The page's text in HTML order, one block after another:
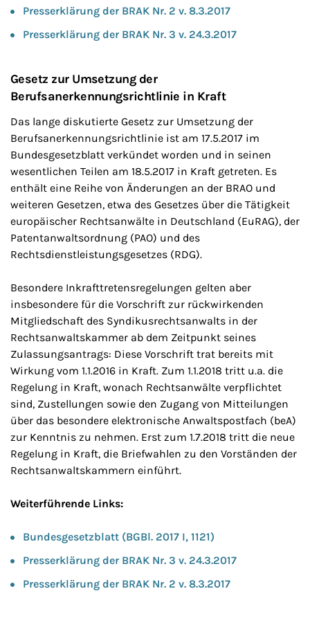
Presserklärung der BRAK Nr. 2 v. 8.3.2017
Presserklärung der BRAK Nr. 3 v. 24.3.2017
Gesetz zur Umsetzung der
Berufsanerkennungsrichtlinie in Kraft
Das lange diskutierte Gesetz zur Umsetzung der
Berufsanerkennungsrichtlinie ist am 17.5.2017 im
Bundesgesetzblatt verkündet worden und in seinen
wesentlichen Teilen am 18.5.2017 in Kraft getreten. Es
enthält eine Reihe von Änderungen an der BRAO und
weiteren Gesetzen, etwa des Gesetzes über die Tätigkeit
europäischer Rechtsanwälte in Deutschland (EuRAG), der
Patentanwaltsordnung (PAO) und des
Rechtsdienstleistungsgesetzes (RDG).
Besondere Inkrafttretensregelungen gelten aber
insbesondere für die Vorschrift zur rückwirkenden
Mitgliedschaft des Syndikusrechtsanwalts in der
Rechtsanwaltskammer ab dem Zeitpunkt seines
Zulassungsantrags: Diese Vorschrift trat bereits mit
Wirkung vom 1.1.2016 in Kraft. Zum 1.1.2018 tritt u.a. die
Regelung in Kraft, wonach Rechtsanwälte verpflichtet
sind, Zustellungen sowie den Zugang von Mitteilungen
über das besondere elektronische Anwaltspostfach (beA)
zur Kenntnis zu nehmen. Erst zum 1.7.2018 tritt die neue
Regelung in Kraft, die Briefwahlen zu den Vorständen der
Rechtsanwaltskammern einführt.
Weiterführende Links:
Bundesgesetzblatt (BGBl. 2017 I, 1121)
Presserklärung der BRAK Nr. 3 v. 24.3.2017
Presserklärung der BRAK Nr. 2 v. 8.3.2017